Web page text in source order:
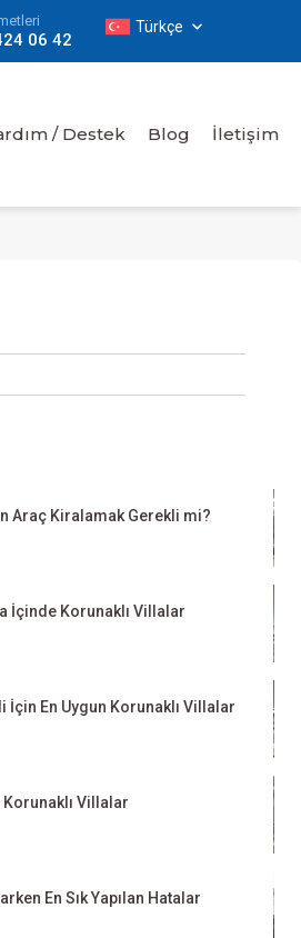
06 42
Türkçe
/ Destek Blog İletişim
Araç Kiralamak Gerekli mi?
İçinde Korunaklı Villalar
İçin En Uygun Korunaklı Villalar
Villalar
En Sık Yapılan Hatalar